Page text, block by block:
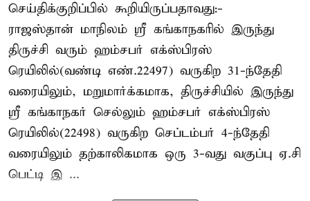
செய்திக்குறிப்பில் கூறியிருப்பதாவது:-
ராஜஸ்தான் மாநிலம் ஸ்ரீ கங்காநகரில் இருந்து
திருச்சி வரும் ஹம்சபர் எக்ஸ்பிரஸ்
ரெயிலில்(வண்டி எண்.22497) வருகிற 31-ந்தேதி
வரையிலும், மறுமார்க்கமாக, திருச்சியில் இருந்து
ஸ்ரீ கங்காநகர் செல்லும் ஹம்சபர் எக்ஸ்பிரஸ்
ரெயிலில்(22498) வருகிற செப்டம்பர் 4-ந்தேதி
வரையிலும் தற்காலிகமாக ஒரு 3-வது வகுப்பு ஏ.சி
பெட்டி இ ...